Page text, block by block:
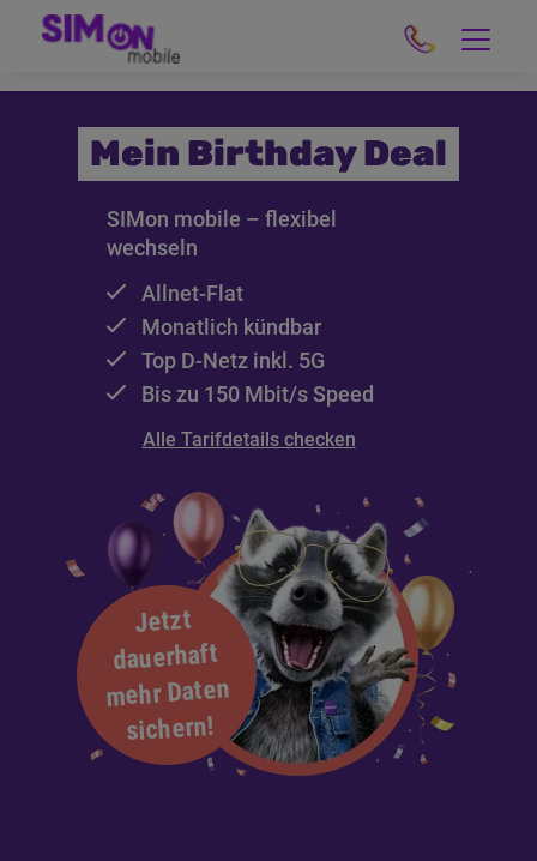
Mein Birthday Deal
SIMon mobile – flexibel
wechseln
Allnet-Flat
Monatlich kündbar
Top D-Netz inkl. 5G
Bis zu 150 Mbit/sSpeed
Alle Tarifdetails checken
Jetzt
dauerhaft
mehr Daten
sichern!